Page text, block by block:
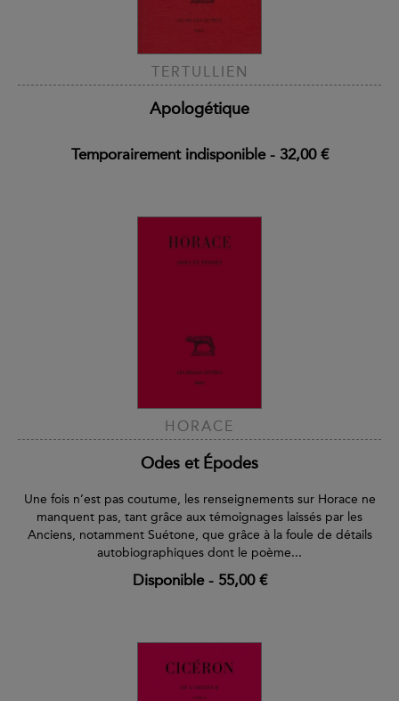
TERTULLIEN
Apologétique
Temporairement indisponible- 32,00 €
HORACE
Odes et Épodes
Une fois n’est pas coutume, les renseignements sur Horace ne
manquent pas, tant grâce aux témoignages laissés par les
Anciens, notamment Suétone, que grâce à la foule de détails
autobiographiques dont le poème...
Disponible- 55,00 €